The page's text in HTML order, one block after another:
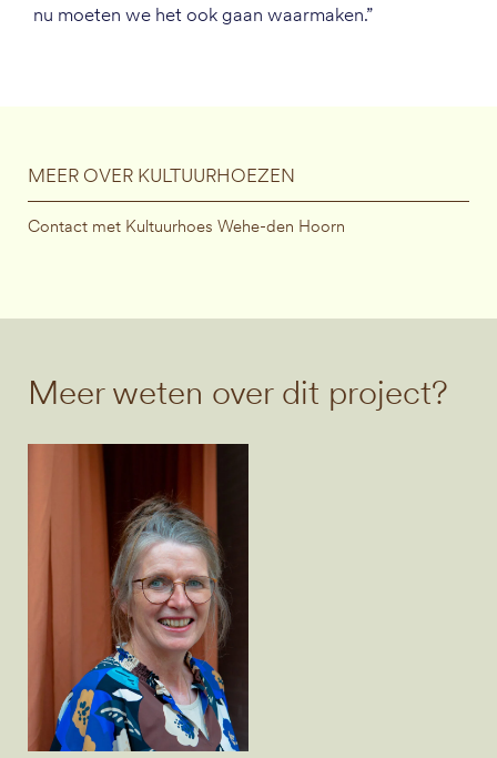
nu moeten we het ook gaan waarmaken.”
MEER OVER KULTUURHOEZEN
Contact met Kultuurhoes Wehe-den Hoorn
Meer weten over dit project?